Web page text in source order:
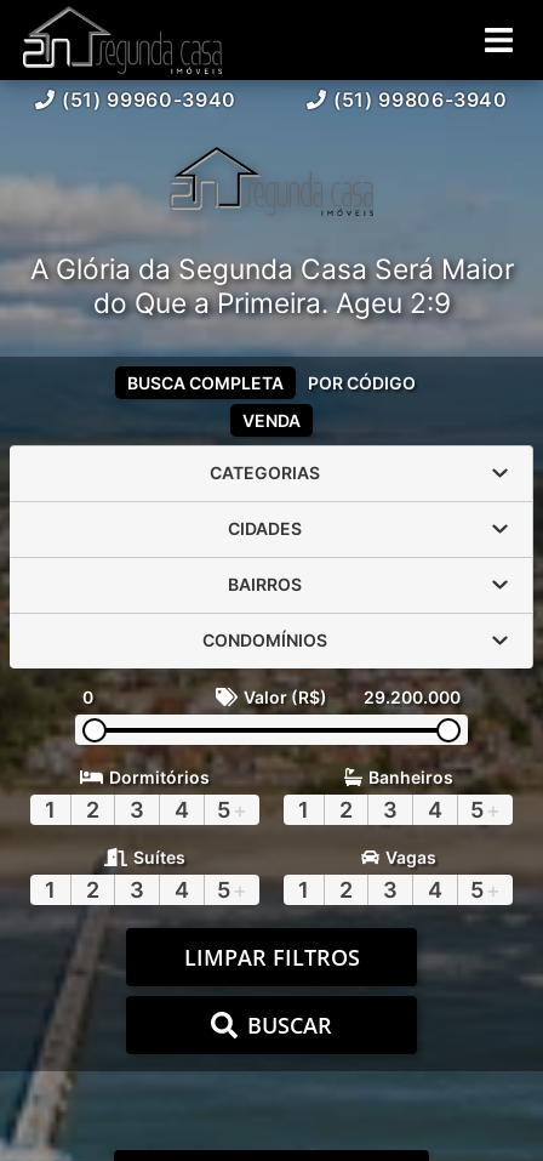
(51) 99960-3940 (51) 99806-3940
A Glória da Segunda Casa Será Maior
do Que a Primeira. Ageu 2:9
VENDA
BUSCA COMPLETA POR CÓDIGO
CATEGORIAS
CIDADES
BAIRROS
CONDOMÍNIOS
0 Valor (R$) 29.200.000
Dormitórios
1 2 3 4 5+
Banheiros
1 2 3 4 5+
Suítes
1 2 3 4 5+
Vagas
1 2 3 4 5+
LIMPAR FILTROS
BUSCAR